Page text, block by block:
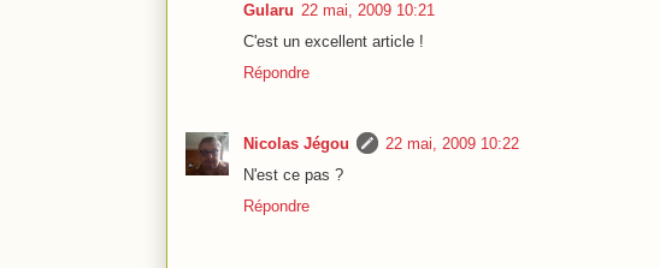
Gularu 22 mai, 2009 10:21
C'est un excellent article !
Répondre
Nicolas Jégou
22 mai, 2009 10:22
N'est ce pas ?
Répondre